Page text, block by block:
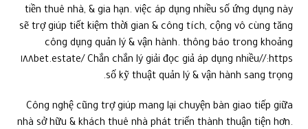
số kỹ thuật quản lý & vận hành sang trọng.
Công nghệ cũng trợ giúp mang lại chuyện bàn giao tiếp giữa
nhà sở hữu & khách thuê nhà phát triển thành thuận tiện hơn.
Các ứng dụng quản lý & vận hành BDS được mang lại phép
báo cáo sự cố, & xúc tiến với nhà sở hữu ١ phương thức tất
tưởi. việc áp dụng nhiều số ứng dụng này sẽ trợ giúp tăng dấn